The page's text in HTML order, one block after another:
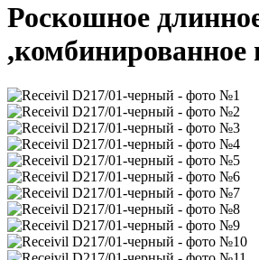
Роскошное
,комбинированное